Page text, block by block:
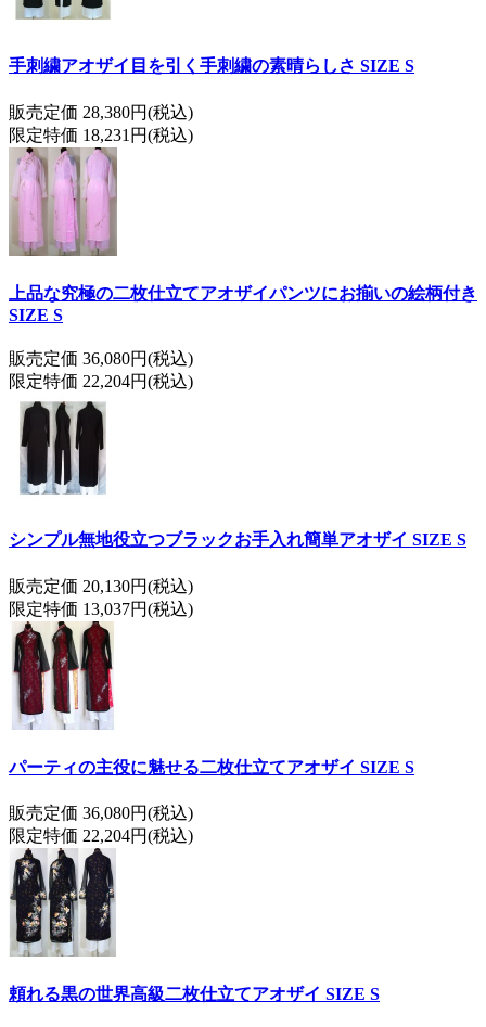
手刺繍アオザイ目を引く手刺繍の素晴らしさ SIZE S
販売定価 28,380円(税込)
限定特価 18,231円(税込)
上品な究極の二枚仕立てアオザイパンツにお揃いの絵柄付き
SIZE S
販売定価 36,080円(税込)
限定特価 22,204円(税込)
シンプル無地役立つブラックお手入れ簡単アオザイ SIZE S
販売定価 20,130円(税込)
限定特価 13,037円(税込)
パーティの主役に魅せる二枚仕立てアオザイ SIZE S
販売定価 36,080円(税込)
限定特価 22,204円(税込)
頼れる黒の世界高級二枚仕立てアオザイ SIZE S